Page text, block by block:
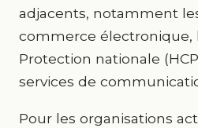
adjacents, notamment
commerce électronique,
Protection nationale
services de
Pour les organisations